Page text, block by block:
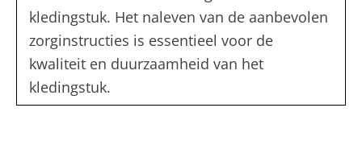
kledingstuk. Het naleven van de aanbevolen
zorginstructies is essentieel voor de
kwaliteit en duurzaamheid van het
kledingstuk.